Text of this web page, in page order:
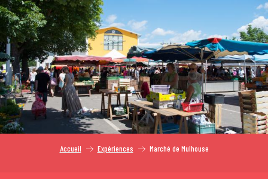
Aller
au
contenu
principal
Accueil Expériences Marché de Mulhouse